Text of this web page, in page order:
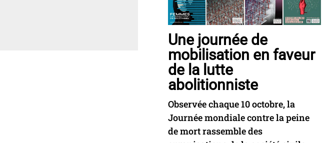
Une journée de
mobilisation en faveur
de la lutte
abolitionniste
Observée chaque 10 octobre, la
Journée mondiale contre la peine
de mort rassemble des